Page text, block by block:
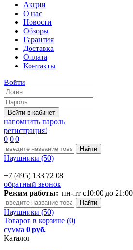
Акции
О нас
Новости
Обзоры
Гарантия
Доставка
Оплата
Контакты
Войти
напомнить пароль
регистрация!
0 0 0
Наушники (50)
+7 (495) 133 72 08
обратный звонок
Режим работы: пн-пт с10:00 до 21:00
Наушники (50)
Товаров в корзине (0)
сумма 0 руб.
Каталог